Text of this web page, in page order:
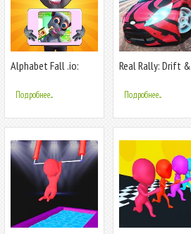
Alphabet Fall .io:
Подробнее...
Real Rally: Drift &
Подробнее...